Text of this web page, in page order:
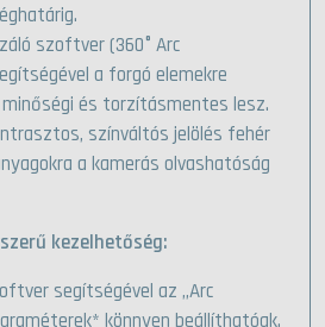
szoftver (360° Arc
a forgó elemekre
és torzításmentes lesz.
színváltós jelölés fehér
a kamerás olvashatóság
kezelhetőség:
segítségével az „Arc
könnyen beállíthatóak.